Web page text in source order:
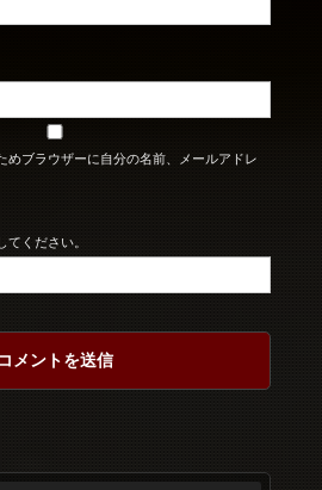
めブラウザーに自分の名前、メールアドレ
てください。